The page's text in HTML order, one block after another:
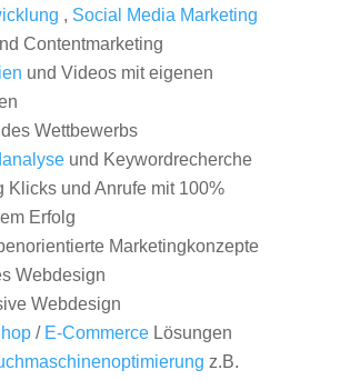
, Social Media Marketing
Contentmarketing
und Videos mit eigenen
Wettbewerbs
und Keywordrecherche
Klicks und Anrufe mit 100%
Erfolg
Marketingkonzepte
Webdesign
Webdesign
/ E-CommerceLösungen
z.B.